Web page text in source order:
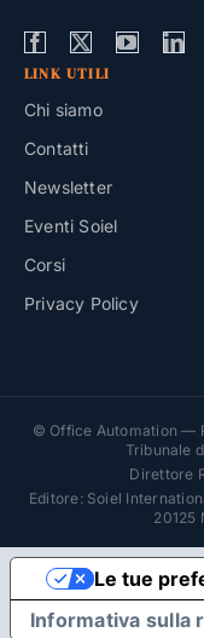
LINK UTILI
Chi siamo
Contatti
Newsletter
Eventi Soiel
Corsi
Privacy Policy
© Office Automation —
Tribunale
Direttore
Editore: Soiel
20125
Informativa sulla
Le tue